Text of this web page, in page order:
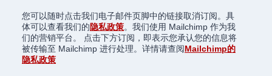
您可以随时点击我们电子邮件页脚中的链接取消订阅。具
体可以查看我们的隐私政策。我们使用 Mailchimp 作为我
们的营销平台。 点击下方订阅，即表示您承认您的信息将
被传输至 Mailchimp 进行处理。详情请查阅Mailchimp的
隐私政策